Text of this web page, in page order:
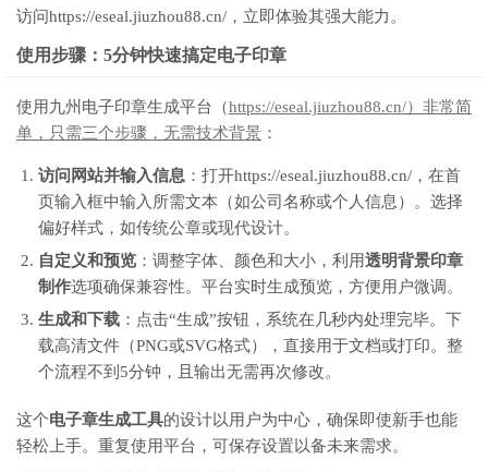
访问https://eseal.jiuzhou88.cn/，立即体验其强大能力。
使用步骤：5分钟快速搞定电子印章
使用九州电子印章生成平台（https://eseal.jiuzhou88.cn/）非常简
单，只需三个步骤，无需技术背景 ：
访问网站并输入信息 ：打开https://eseal.jiuzhou88.cn/，在首
页输入框中输入所需文本（如公司名称或个人信息）。选择
偏好样式，如传统公章或现代设计。
自定义和预览 ：调整字体、颜色和大小，利用透明背景印章
制作选项确保兼容性。平台实时生成预览，方便用户微调。
生成和下载 ：点击“生成”按钮，系统在几秒内处理完毕。下
载高清文件（PNG或SVG格式），直接用于文档或打印。整
个流程不到5分钟，且输出无需再次修改。
这个电子章生成工具的设计以用户为中心，确保即使新手也能
轻松上手。重复使用平台，可保存设置以备未来需求。